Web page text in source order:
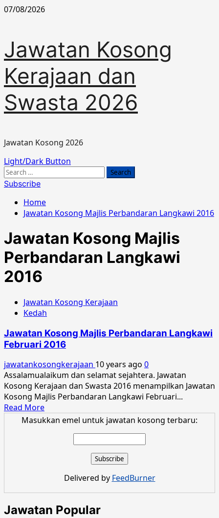
Skip
07/08/2026
Jawatan Kosong
Kerajaan dan
Swasta 2026
Jawatan Kosong 2026
Primary
Menu
Light/Dark Button
Search
for:
Subscribe
Home
Jawatan Kosong Majlis Perbandaran Langkawi 2016
Jawatan Kosong Majlis
Perbandaran Langkawi
2016
Jawatan Kosong Kerajaan
Kedah
Jawatan Kosong Majlis Perbandaran Langkawi
Februari 2016
jawatankosongkerajaan 10 years ago 0
Assalamualaikum dan selamat sejahtera. Jawatan
Kosong Kerajaan dan Swasta 2016 menampilkan Jawatan
Kosong Majlis Perbandaran Langkawi Februari...
Read MoreRead
more
Langkawi
Februari
2016
Masukkan emel untuk jawatan kosong terbaru:
Delivered by FeedBurner
Jawatan Popular